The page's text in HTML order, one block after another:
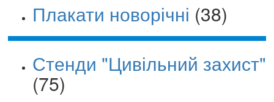
Плакати новорічні (38)
Стенди "Цивільний захист"
(75)